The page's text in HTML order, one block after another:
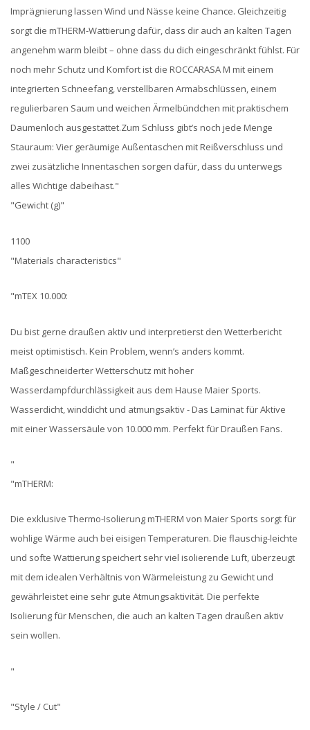
Imprägnierung lassen Wind und Nässe keine Chance. Gleichzeitig
sorgt die mTHERM-Wattierung dafür, dass dir auch an kalten Tagen
angenehm warm bleibt – ohne dass du dich eingeschränkt fühlst. Für
noch mehr Schutz und Komfort ist die ROCCARASA M mit einem
integrierten Schneefang, verstellbaren Armabschlüssen, einem
regulierbaren Saum und weichen Ärmelbündchen mit praktischem
Daumenloch ausgestattet.Zum Schluss gibt’s noch jede Menge
Stauraum: Vier geräumige Außentaschen mit Reißverschluss und
zwei zusätzliche Innentaschen sorgen dafür, dass du unterwegs
alles Wichtige dabeihast."
"Gewicht (g)"
1100
"Materials characteristics"
"mTEX 10.000:
Du bist gerne draußen aktiv und interpretierst den Wetterbericht
meist optimistisch. Kein Problem, wenn’s anders kommt.
Maßgeschneiderter Wetterschutz mit hoher
Wasserdampfdurchlässigkeit aus dem Hause Maier Sports.
Wasserdicht, winddicht und atmungsaktiv - Das Laminat für Aktive
mit einer Wassersäule von 10.000 mm. Perfekt für Draußen Fans.
"
"mTHERM:
Die exklusive Thermo-Isolierung mTHERM von Maier Sports sorgt für
wohlige Wärme auch bei eisigen Temperaturen. Die flauschig-leichte
und softe Wattierung speichert sehr viel isolierende Luft, überzeugt
mit dem idealen Verhältnis von Wärmeleistung zu Gewicht und
gewährleistet eine sehr gute Atmungsaktivität. Die perfekte
Isolierung für Menschen, die auch an kalten Tagen draußen aktiv
sein wollen.
"
"Style / Cut"